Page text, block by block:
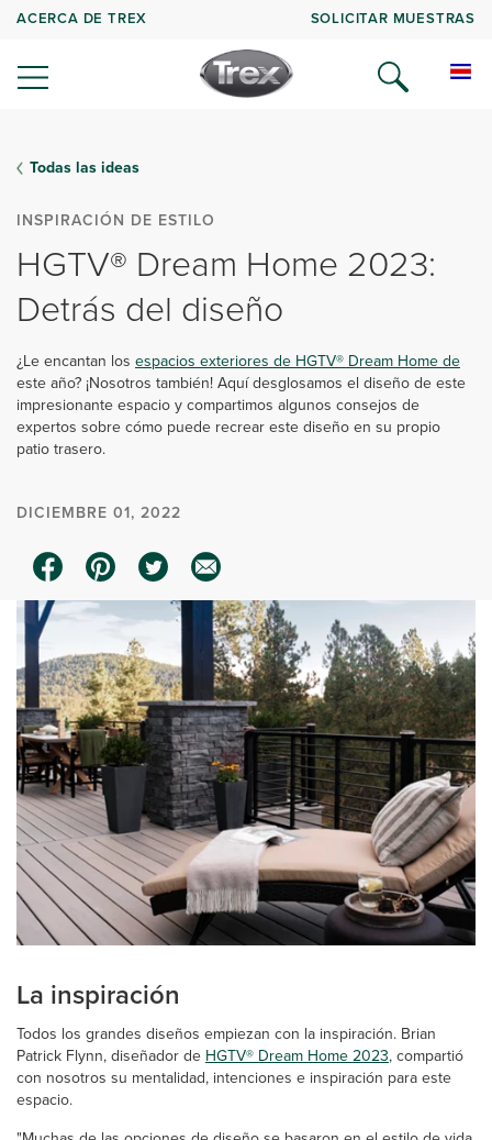
ACERCA DE TREX SOLICITAR MUESTRAS
Todas las ideas
INSPIRACIÓN DE ESTILO
HGTV® Dream Home 2023:
Detrás del diseño
¿Le encantan los espacios exteriores de HGTV® Dream Home de
este año? ¡Nosotros también! Aquí desglosamos el diseño de este
impresionante espacio y compartimos algunos consejos de
expertos sobre cómo puede recrear este diseño en su propio
patio trasero.
DICIEMBRE 01, 2022
La inspiración
Todos los grandes diseños empiezan con la inspiración. Brian
Patrick Flynn, diseñador de HGTV® Dream Home 2023, compartió
con nosotros su mentalidad, intenciones e inspiración para este
espacio.